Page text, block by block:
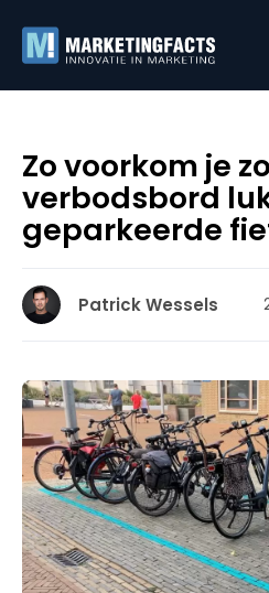
Zo voorkom je
verbodsbord
geparkeerde
Patrick Wessels